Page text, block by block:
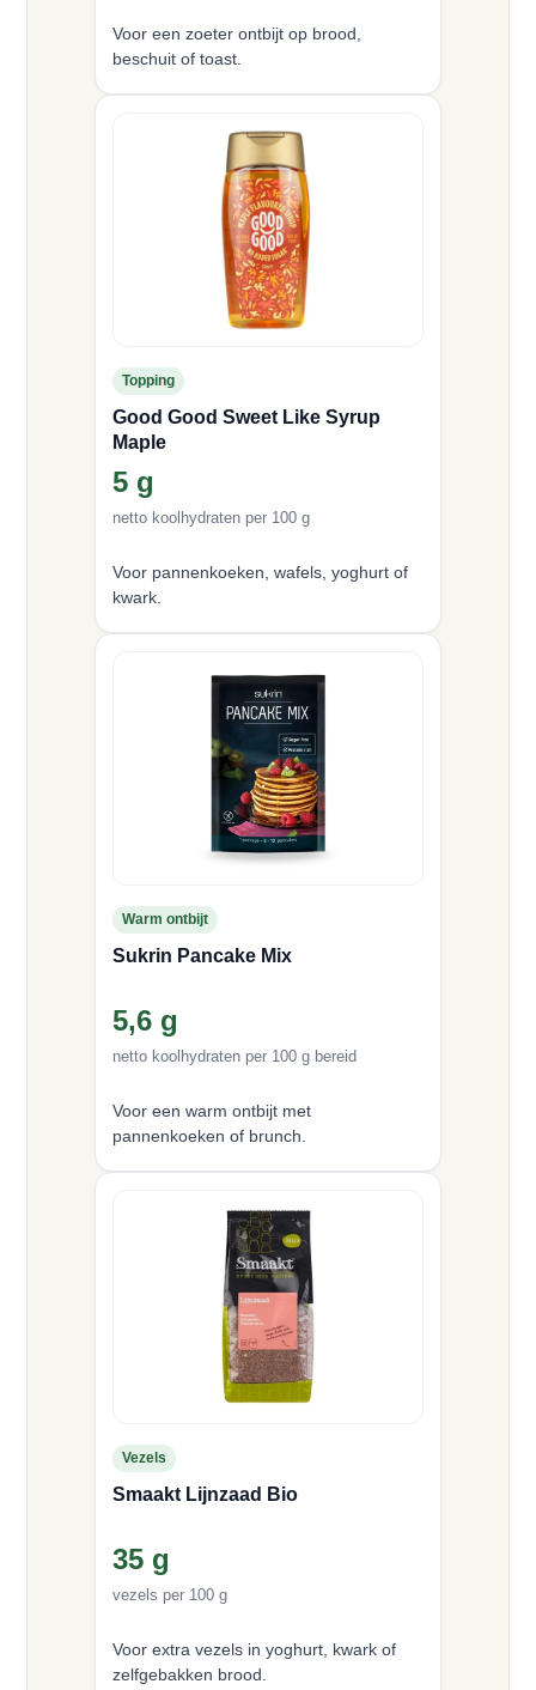
Voor een zoeter ontbijt op brood,
beschuit of toast.
Topping
Good Good Sweet Like Syrup
Maple
5 g
netto koolhydraten per 100 g
Voor pannenkoeken, wafels, yoghurt of
kwark.
Warm ontbijt
Sukrin Pancake Mix
5,6 g
netto koolhydraten per 100 g bereid
Voor een warm ontbijt met
pannenkoeken of brunch.
Vezels
Smaakt Lijnzaad Bio
35 g
vezels per 100 g
Voor extra vezels in yoghurt, kwark of
zelfgebakken brood.